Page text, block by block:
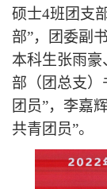
硕士4班团支
部”，团委副
本科生张雨豪
部（团总支）
团员”，李嘉
共青团员”。